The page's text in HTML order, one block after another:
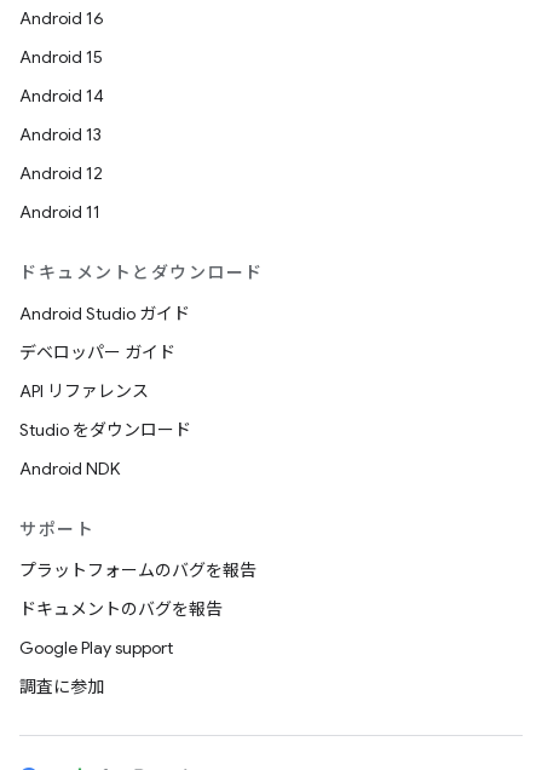
Android 16
Android 15
Android 14
Android 13
Android 12
Android 11
ドキュメントとダウンロード
Android Studio ガイド
デベロッパー ガイド
API リファレンス
Studio をダウンロード
Android NDK
サポート
プラットフォームのバグを報告
ドキュメントのバグを報告
Google Play support
調査に参加